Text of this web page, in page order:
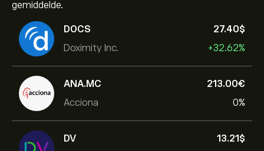
gemiddelde.
DOCS
Doximity Inc.
27.40‎$‎
+32.62%
ANA.MC
Acciona
213.00‎€‎
0%
DV
13.21‎$‎